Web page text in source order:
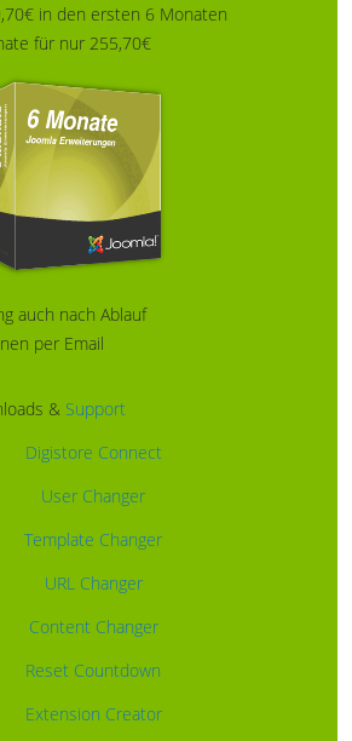
in den ersten 6 Monaten
für nur 255,70€
auch nach Ablauf
per Email
& Support
Digistore Connect
User Changer
Template Changer
URL Changer
Content Changer
Reset Countdown
Extension Creator